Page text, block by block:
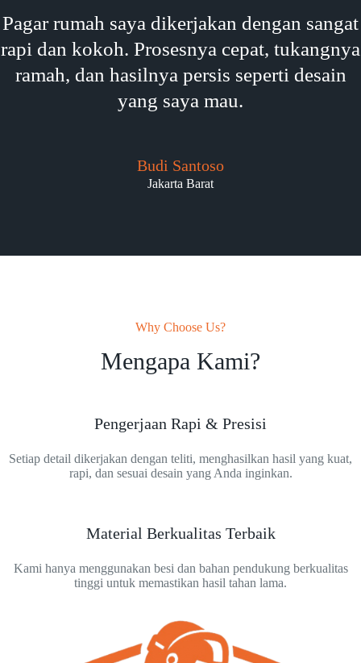
Pagar rumah saya dikerjakan dengan sangat
rapi dan kokoh. Prosesnya cepat, tukangnya
ramah, dan hasilnya persis seperti desain
yang saya mau.
Budi Santoso
Jakarta Barat
Why Choose Us?
Mengapa Kami?
Pengerjaan Rapi & Presisi
Setiap detail dikerjakan dengan teliti, menghasilkan hasil yang kuat,
rapi, dan sesuai desain yang Anda inginkan.
Material Berkualitas Terbaik
Kami hanya menggunakan besi dan bahan pendukung berkualitas
tinggi untuk memastikan hasil tahan lama.